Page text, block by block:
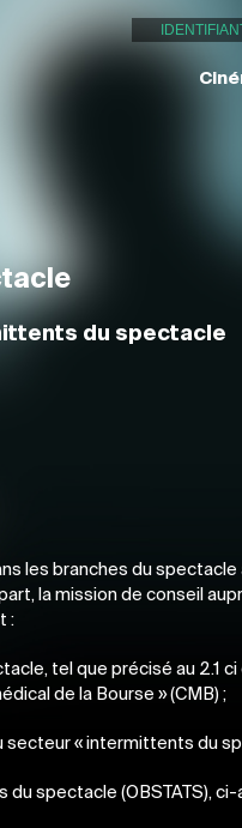
du spectacle
les branches du spectacle
la mission de conseil
:
tel que précisé au 2.1
de la Bourse » (CMB) ;
« intermittents du
spectacle (OBSTATS), ci-